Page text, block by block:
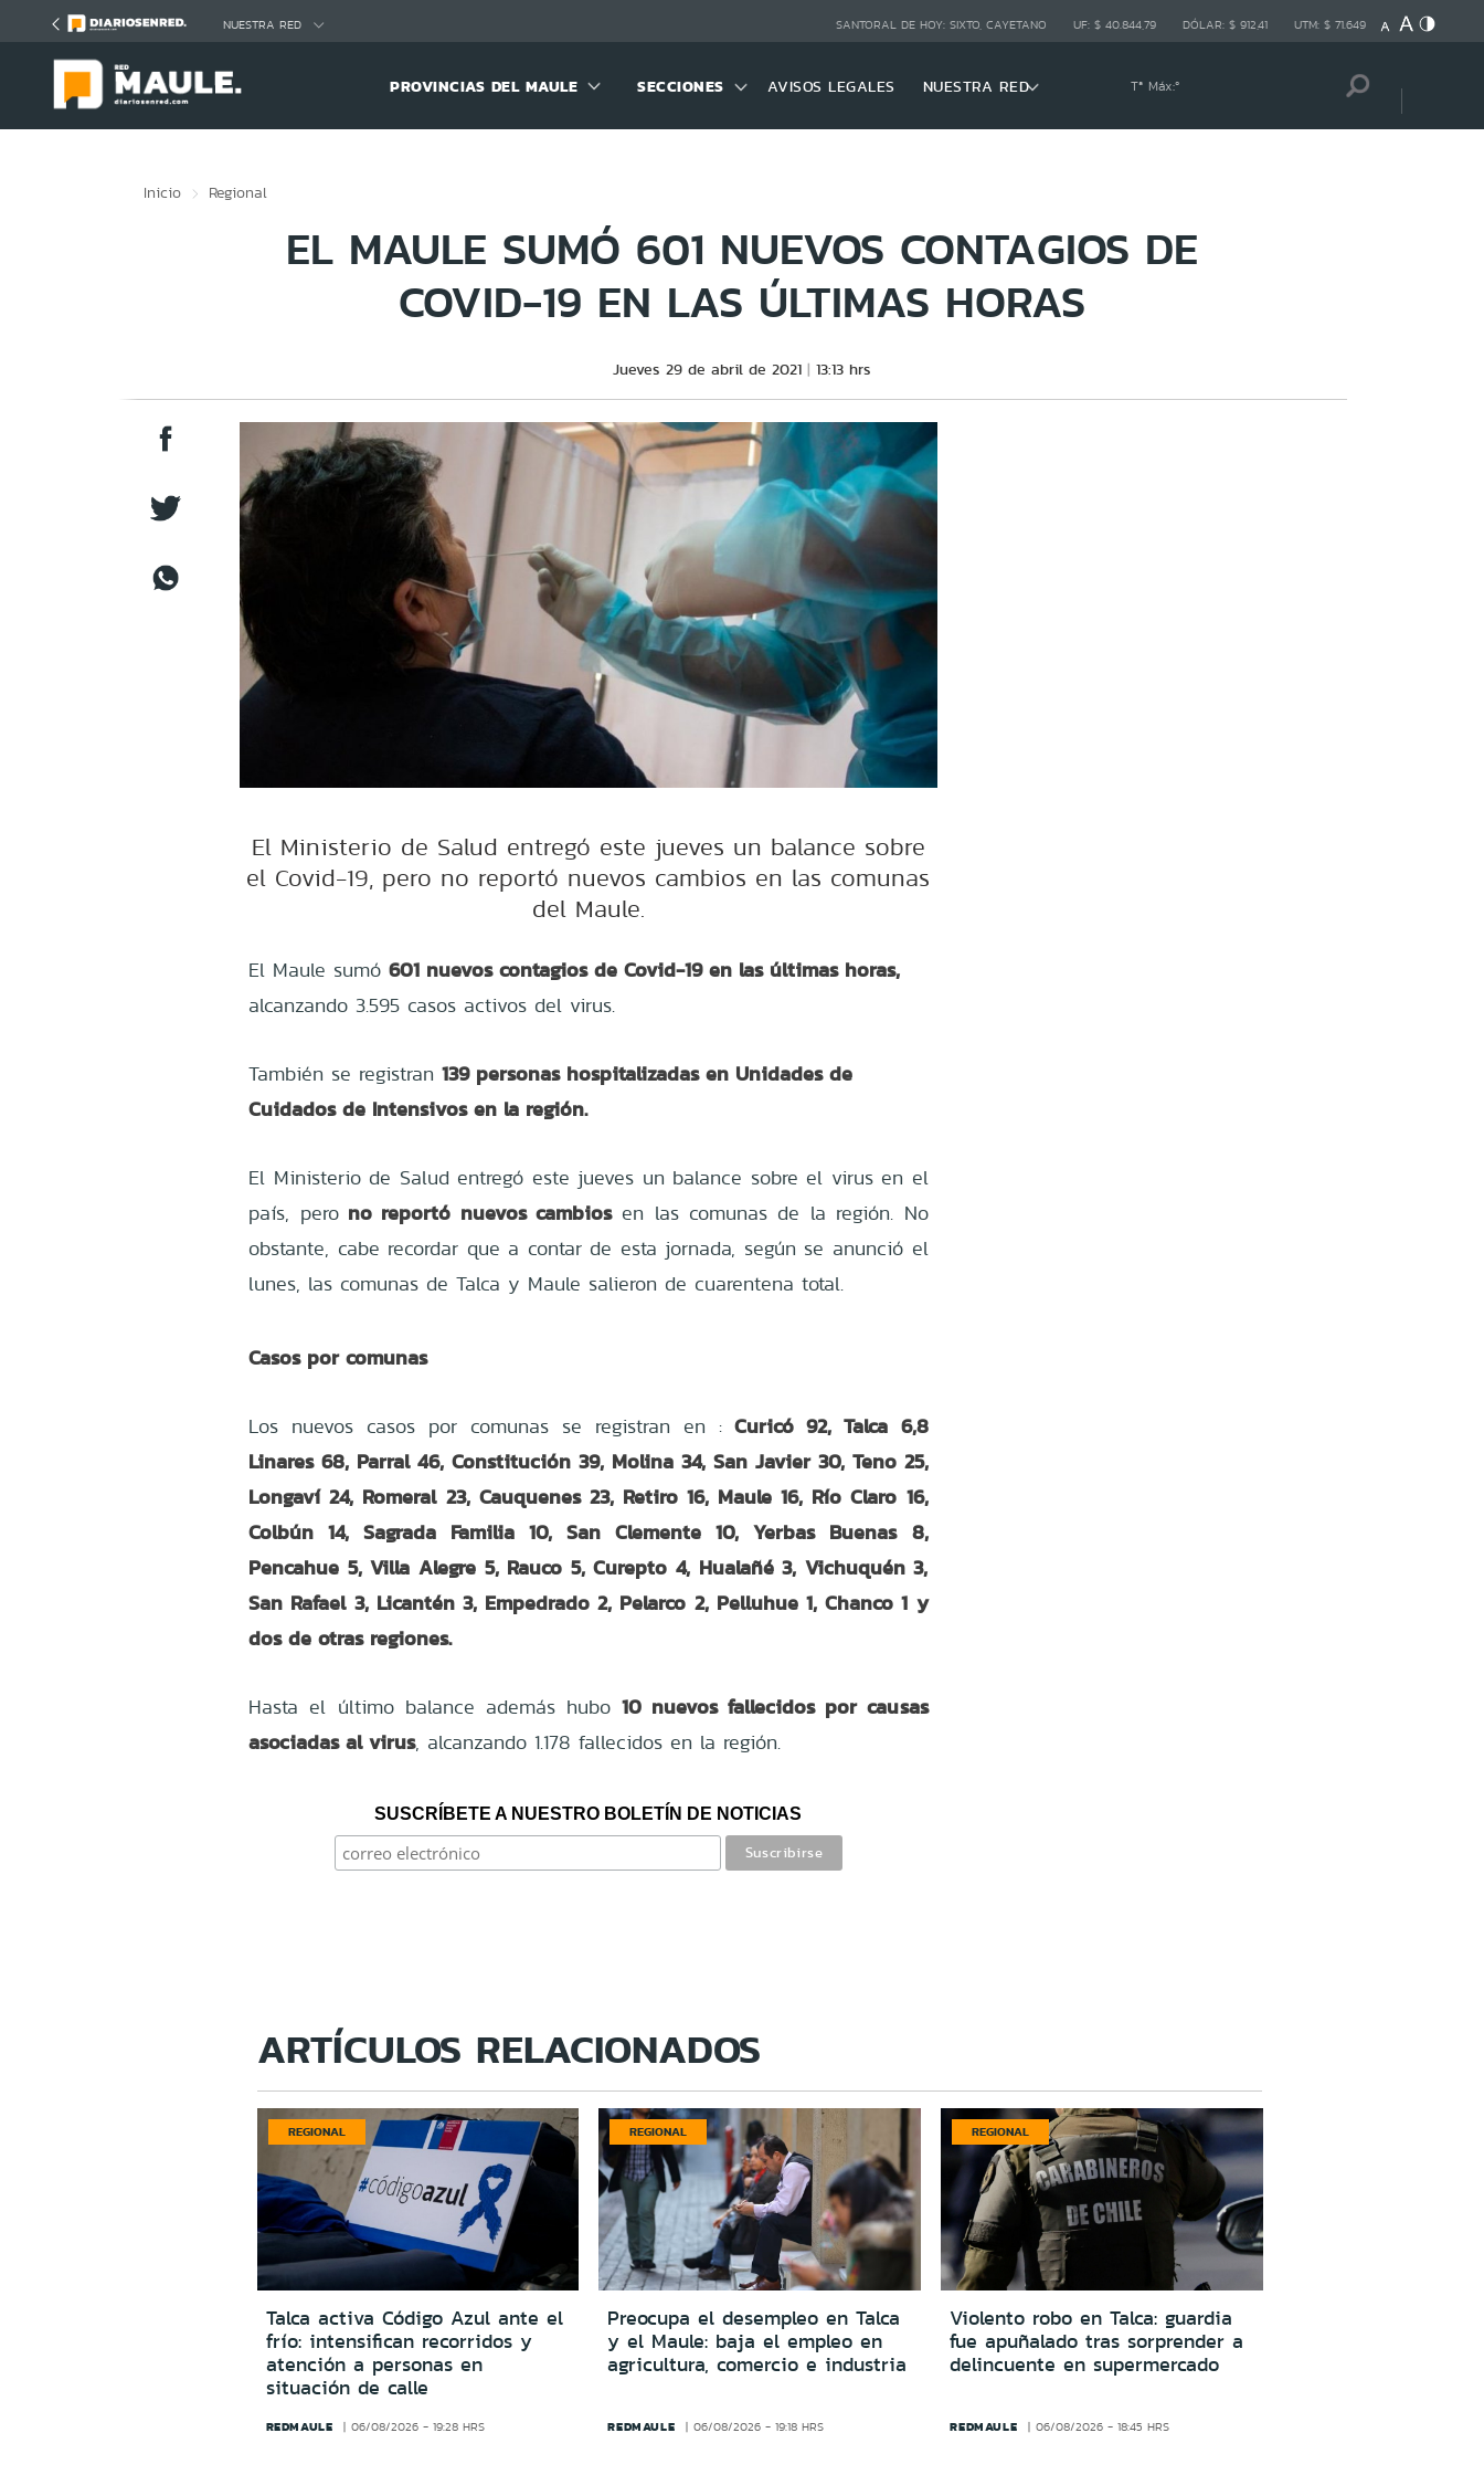
NUESTRA RED SANTORAL DE HOY: SIXTO, CAYETANO UF: $ 40.844,79 DÓLAR: $ 912,41 UTM: $ 71.649
PROVINCIAS DEL MAULE SECCIONES AVISOS LEGALES NUESTRA RED Tª Máx:º
Inicio Regional
EL MAULE SUMÓ 601 NUEVOS CONTAGIOS DE
COVID-19 EN LAS ÚLTIMAS HORAS
Jueves 29 de abril de 2021 13:13 hrs
El Ministerio de Salud entregó este jueves un balance sobre
el Covid-19, pero no reportó nuevos cambios en las comunas
del Maule.
El Maule sumó601 nuevos contagios de Covid-19 en las últimas horas,
alcanzando 3.595 casos activos del virus.
También se registran139 personas hospitalizadas en Unidades de
Cuidados de Intensivos en la región.
El Ministerio de Salud entregó este jueves un balance sobre el virus en el
país, perono reportó nuevos cambiosen las comunas de la región. No
obstante, cabe recordar que a contar de esta jornada, según se anunció el
lunes, las comunas de Talca y Maule salieron de cuarentena total.
Casos por comunas
Los nuevos casos por comunas se registran en : Curicó 92, Talca 6,8
Linares 68, Parral 46, Constitución 39, Molina 34, San Javier 30, Teno 25,
Longaví 24, Romeral 23, Cauquenes 23, Retiro 16, Maule 16, Río Claro 16,
Colbún 14, Sagrada Familia 10, San Clemente 10, Yerbas Buenas 8,
Pencahue 5, Villa Alegre 5, Rauco 5, Curepto 4, Hualañé 3, Vichuquén 3,
San Rafael 3, Licantén 3, Empedrado 2, Pelarco 2, Pelluhue 1, Chanco 1 y
dos de otras regiones.
Hasta el último balance además hubo 10 nuevos fallecidos por causas
asociadas al virus, alcanzando 1.178 fallecidos en la región.
SUSCRÍBETE A NUESTRO BOLETÍN DE NOTICIAS
ARTÍCULOS RELACIONADOS
REGIONAL
Talca activa Código Azul ante el
frío: intensifican recorridos y
atención a personas en
situación de calle
REDMAULE 06/08/2026 - 19:28 HRS
REGIONAL
Preocupa el desempleo en Talca
y el Maule: baja el empleo en
agricultura, comercio e industria
REDMAULE 06/08/2026 - 19:18 HRS
REGIONAL
Violento robo en Talca: guardia
fue apuñalado tras sorprender a
delincuente en supermercado
REDMAULE 06/08/2026 - 18:45 HRS